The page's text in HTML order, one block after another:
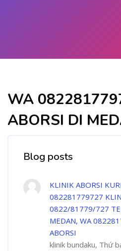
WA
ABORSI DI
Blog posts
KLINIK ABORSI
082281779727
0822/81779/727
MEDAN, WA
ABORSI
klinik bundaku, Thứ